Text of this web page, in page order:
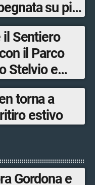
su più
coinvolti
Lecco,
e Como
il Parco
Stelvio e
torna a
estivo
Gordona e